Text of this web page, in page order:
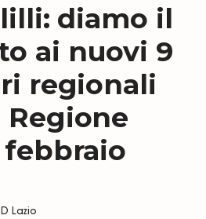
diamo il
ai nuovi 9
regionali
Regione
febbraio
Lazio